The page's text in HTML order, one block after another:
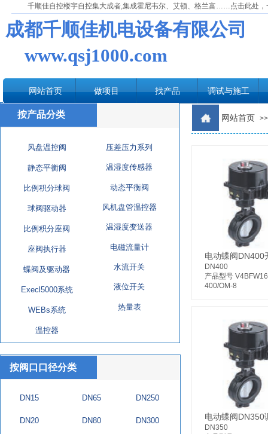
网站首页 做项目 找产品 调试与施工
千顺佳自控楼宇自控集大成者,集成霍尼韦尔、艾顿、格兰富……点击此处，
成都千顺佳机电设备有限公司
www.qsj1000.com
按产品分类 网站首页 >>
压差压力系列
温湿度传感器
动态平衡阀
风机盘管温控器
温湿度变送器
电磁流量计
水流开关
液位开关
热量表
风盘温控阀
静态平衡阀
比例积分球阀
球阀驱动器
比例积分座阀
座阀执行器
蝶阀及驱动器
Execl5000系统
WEBs系统
温控器
电动蝶阀DN400
DN400
产品型号
400/OM-8
电动蝶阀DN350
DN350
按阀口口径分类
DN65
DN80
DN15
DN20
DN250
DN300